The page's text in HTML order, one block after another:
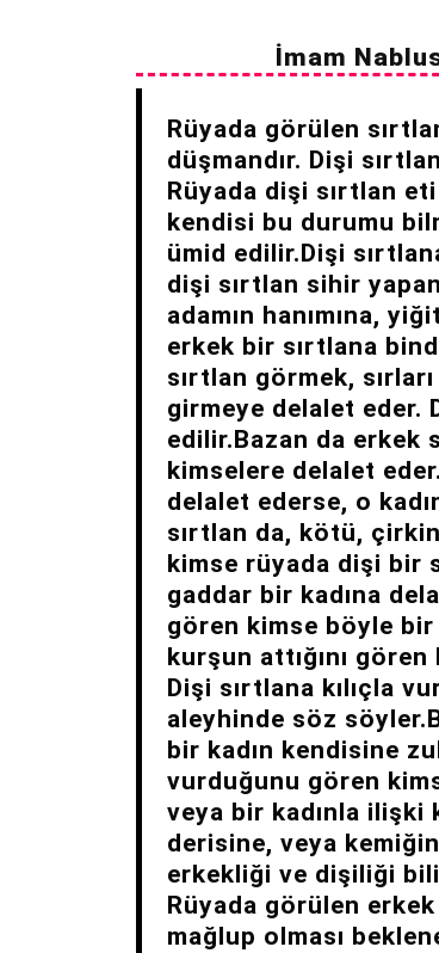
İmam
Rüyada görülen
düşmandır. Dişi
Rüyada dişi sırtlan
kendisi bu durumu
ümid edilir.Dişi
dişi sırtlan sihir
adamın hanımına,
erkek bir sırtlana
sırtlan görmek,
girmeye delalet eder.
edilir.Bazan da erkek
kimselere delalet
delalet ederse, o
sırtlan da, kötü,
kimse rüyada dişi bir
gaddar bir kadına
gören kimse böyle bir
kurşun attığını
Dişi sırtlana kılıçla
aleyhinde söz
bir kadın kendisine
vurduğunu gören
veya bir kadınla ilişki
derisine, veya
erkekliği ve dişiliği
Rüyada görülen
mağlup olması